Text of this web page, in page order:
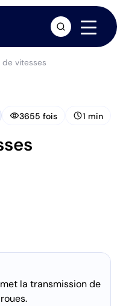
de vitesses
visibility3655 fois schedule1 min
la transmission de
arrow_forward